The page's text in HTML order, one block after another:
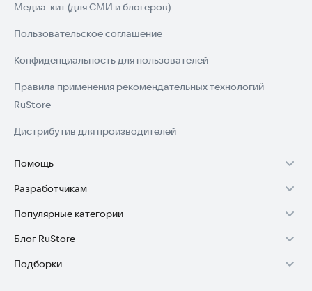
Медиа-кит (для СМИ и блогеров)
Пользовательское соглашение
Конфиденциальность для пользователей
Правила применения рекомендательных технологий
RuStore
Дистрибутив для производителей
Помощь
Установка RuStore на TV
Установка RuStore на телефон
Установка RuStore в машину
Помощь пользователям RuStore
Разработчикам
Зарабатывать с RuStore
Стать разработчиком
Доступ к RuStore Консоль
Популярные категории
Игры для Android
Приложения банков
Блог RuStore
Обзоры игр для Android 2025
Подборки